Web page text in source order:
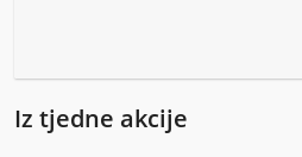
Iz tjedne akcije